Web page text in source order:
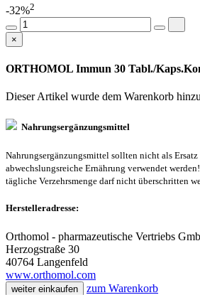
-32%2
×
ORTHOMOL Immun 30 Tabl./
Dieser Artikel wurde dem Warenkorb
Nahrungsergänzungsmittel
Nahrungsergänzungsmittel sollten nicht als Ersatz
abwechslungsreiche Ernährung verwendet
tägliche Verzehrsmenge darf nicht überschritten
Herstelleradresse:
Orthomol - pharmazeutische Vertriebs
Herzogstraße 30
40764 Langenfeld
www.orthomol.com
weiter einkaufen zum Warenkorb